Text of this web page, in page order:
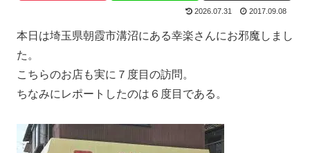
2026.07.31 2017.09.08
本日は埼玉県朝霞市溝沼にある幸楽さんにお邪魔しまし
た。
こちらのお店も実に７度目の訪問。
ちなみにレポートしたのは６度目である。